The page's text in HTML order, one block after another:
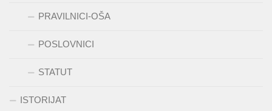
PRAVILNICI-OŠA
POSLOVNICI
STATUT
ISTORIJAT